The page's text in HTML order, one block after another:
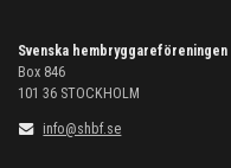
Svenska hembryggareföreningen
Box 846
101 36 STOCKHOLM
info@shbf.se